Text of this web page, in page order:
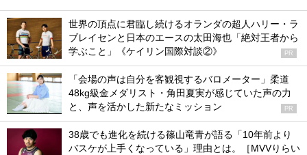
世界の頂点に君臨し続けるオランダの超人ハリー・ラ
ブレイセンと日本のエースの太田海也「絶対王者から
学ぶこと」《ケイリン国際対談②》
PR
「会場の声は自分を客観視するバロメーター」柔道
48kg級金メダリスト・角田夏実が感じていた声の力
と、声を活かした新たなミッション
PR
38歳でも進化を続ける篠山竜青が語る「10年前より
バスケが上手くなっている」理由とは。［MVVりらい